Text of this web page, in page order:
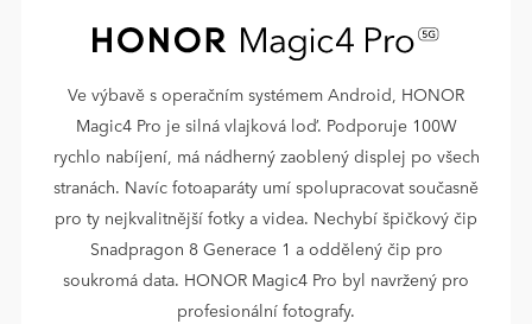
Ve výbavě s operačním systémem Android, HONOR
Magic4 Pro je silná vlajková loď. Podporuje 100W
rychlo nabíjení, má nádherný zaoblený displej po všech
stranách. Navíc fotoaparáty umí spolupracovat současně
pro ty nejkvalitnější fotky a videa. Nechybí špičkový čip
Snadpragon 8 Generace 1 a oddělený čip pro
soukromá data. HONOR Magic4 Pro byl navržený pro
profesionální fotografy.